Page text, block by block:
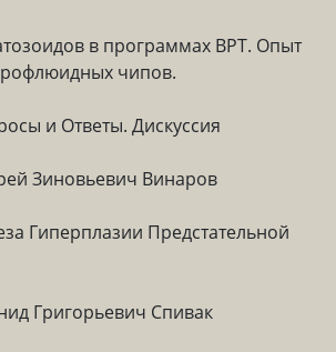
в программах ВРТ. Опыт
чипов.
и Ответы. Дискуссия
Зиновьевич Винаров
Гиперплазии Предстательной
Григорьевич Спивак